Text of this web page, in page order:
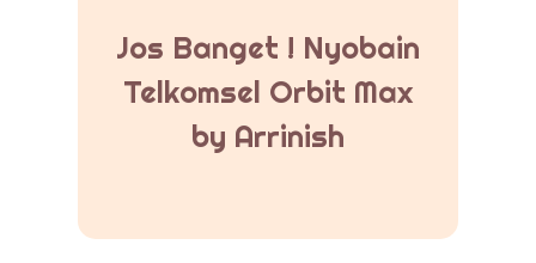
Jos Banget ! Nyobain
Telkomsel Orbit Max
by Arrinish